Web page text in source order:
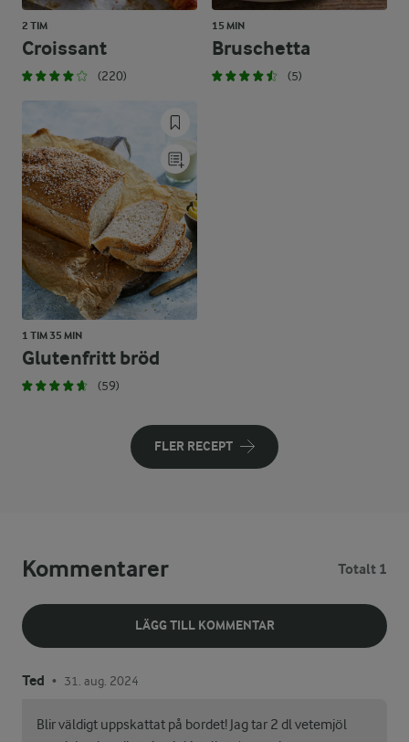
2 TIM
Croissant
(220)
15 MIN
Bruschetta
(5)
1 TIM 35 MIN
Glutenfritt bröd
(59)
FLER RECEPT
Kommentarer Totalt 1
LÄGG TILL KOMMENTAR
Ted • 31. aug. 2024
Blir väldigt uppskattat på bordet! Jag tar 2 dl vetemjöl